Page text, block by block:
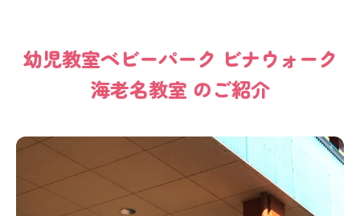
幼児教室ベビーパーク ビナウォーク
海老名教室 のご紹介